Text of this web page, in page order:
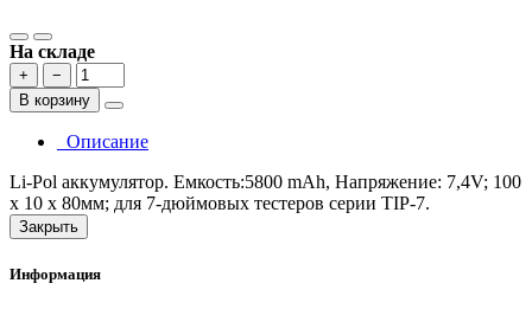
На складе
+
−
В корзину
Описание
Li-Pol аккумулятор. Емкость:5800 mAh, Напряжение: 7,4V; 100
х 10 х 80мм; для 7-дюймовых тестеров серии TIP-7.
Закрыть
Информация